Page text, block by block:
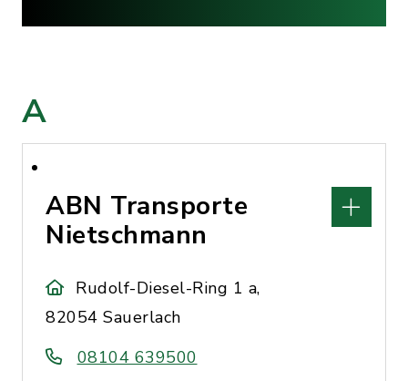
A
ABN Transporte
Nietschmann
Rudolf-Diesel-Ring 1 a,
82054 Sauerlach
08104 639500